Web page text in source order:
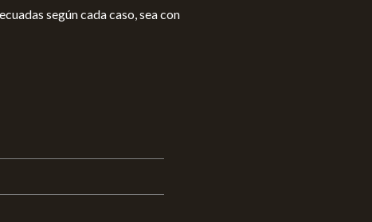
según cada caso, sea con